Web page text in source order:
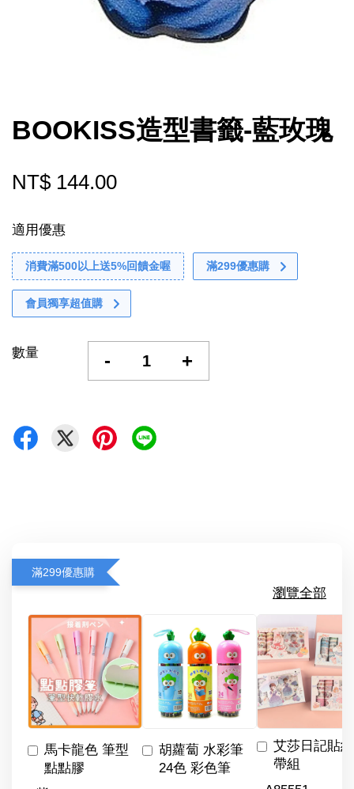
BOOKISS造型書籤-藍玫瑰
NT$ 144.00
適用優惠
消費滿500以上送5%回饋金喔 滿299優惠購
會員獨享超值購
數量 - +
滿299優惠購
瀏覽全部
馬卡龍色 筆型
點點膠
胡蘿蔔 水彩筆
24色 彩色筆
艾莎日記貼
帶組